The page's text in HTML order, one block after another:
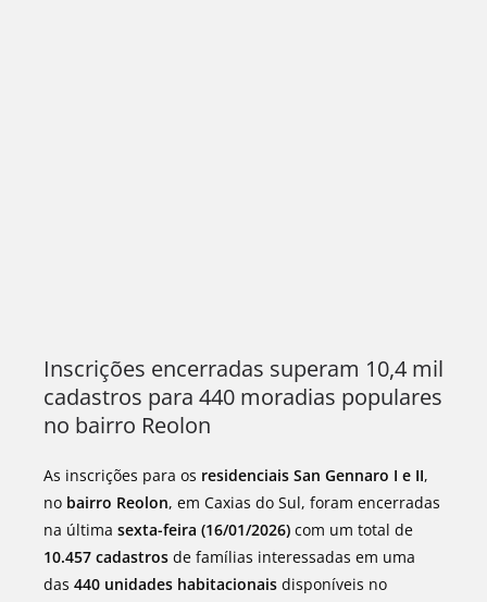
Inscrições encerradas superam 10,4 mil
cadastros para 440 moradias populares
no bairro Reolon
As inscrições para os residenciais San Gennaro I e II,
no bairro Reolon, em Caxias do Sul, foram encerradas
na última sexta-feira (16/01/2026) com um total de
10.457 cadastros de famílias interessadas em uma
das 440 unidades habitacionais disponíveis no